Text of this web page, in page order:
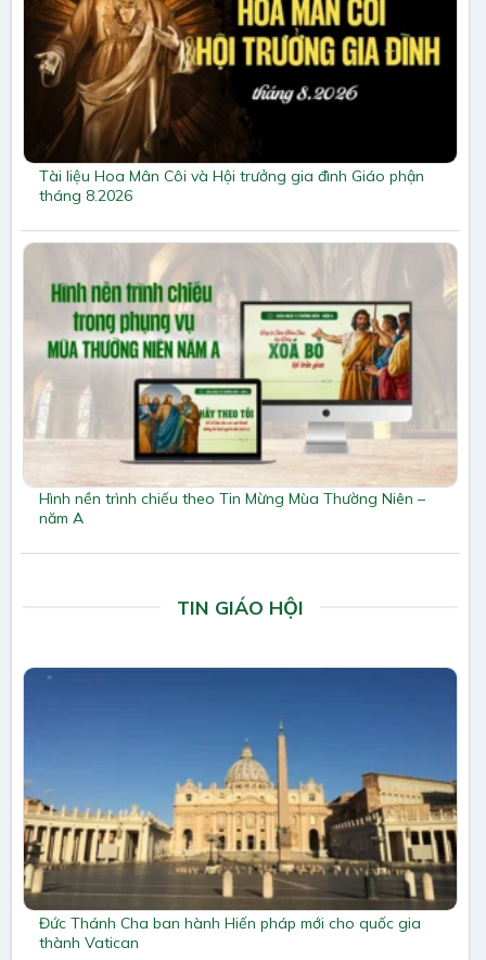
Tài liệu Hoa Mân Côi và Hội trưởng gia đình Giáo phận
tháng 8.2026
Hình nền trình chiếu theo Tin Mừng Mùa Thường Niên –
năm A
TIN GIÁO HỘI
Đức Thánh Cha ban hành Hiến pháp mới cho quốc gia
thành Vatican